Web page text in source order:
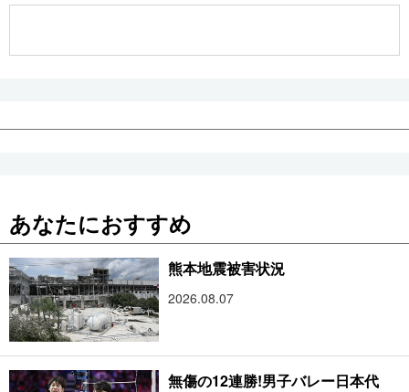
あなたにおすすめ
熊本地震被害状況
2026.08.07
無傷の12連勝!男子バレー日本代